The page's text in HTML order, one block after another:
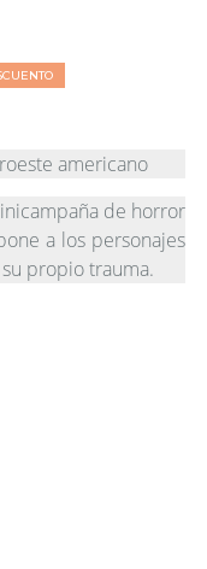
americano
de horror
a los personajes
propio trauma.